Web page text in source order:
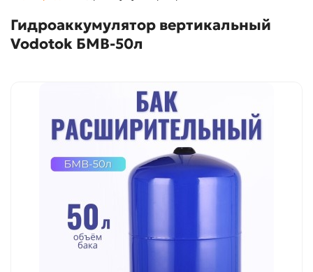
Гидроаккумулятор вертикальный
Vodotok БМВ-50л